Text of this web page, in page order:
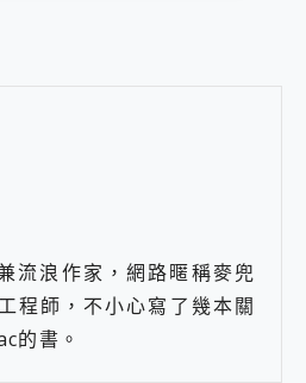
流浪作家，網路暱稱麥兜
程師，不小心寫了幾本關
的書。